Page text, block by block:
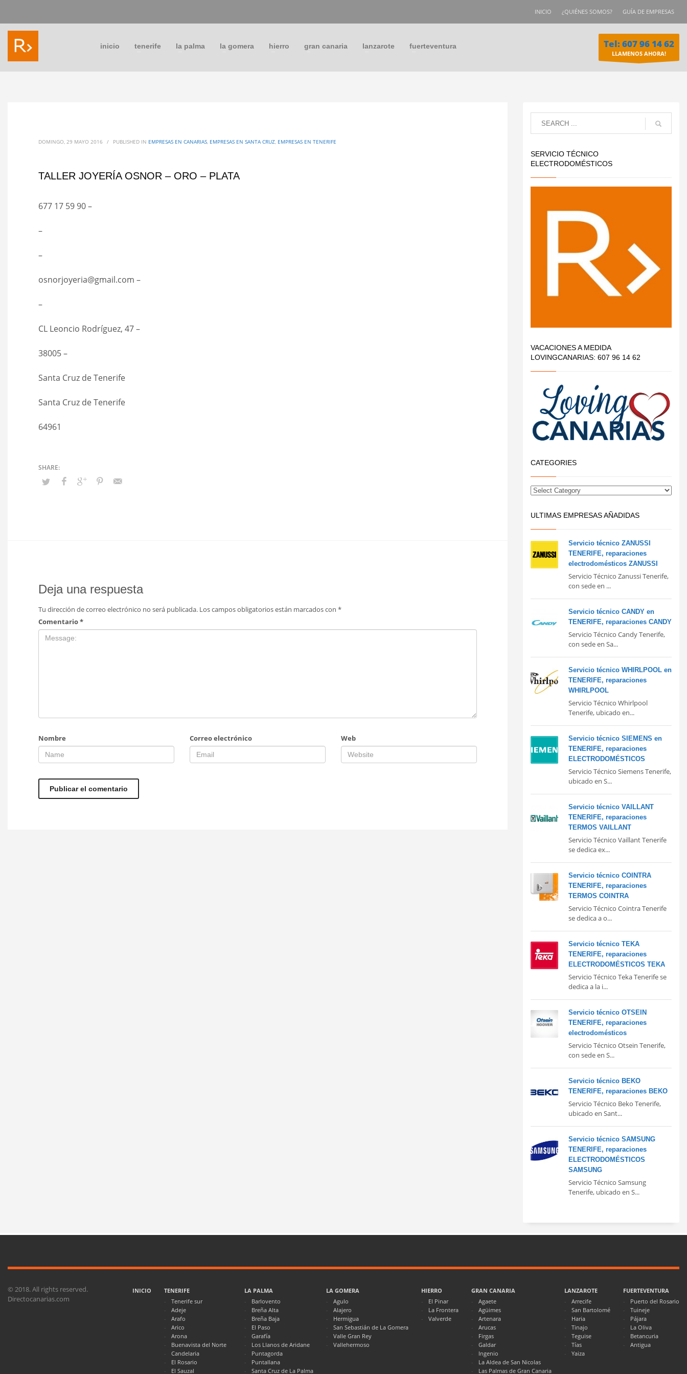
INICIO ¿QUIÉNES SOMOS? GUÍA DE EMPRESAS
inicio tenerife la palma la gomera hierro gran canaria lanzarote fuerteventura Tel: 607 96 14 62
LLAMENOS AHORA!
DOMINGO, 29 MAYO 2016 / PUBLISHED IN EMPRESAS EN CANARIAS, EMPRESAS EN SANTA CRUZ, EMPRESAS EN TENERIFE
TALLER JOYERÍA OSNOR – ORO – PLATA
677 17 59 90 –
–
–
osnorjoyeria@gmail.com –
–
CL Leoncio Rodríguez, 47 –
38005 –
Santa Cruz de Tenerife
Santa Cruz de Tenerife
64961
Deja una respuesta
Tu dirección de correo electrónico no será publicada. Los campos obligatorios están marcados con *
Comentario*
Nombre Correo electrónico Web
SERVICIO TÉCNICO
ELECTRODOMÉSTICOS
VACACIONES A MEDIDA
LOVINGCANARIAS: 607 96 14 62
CATEGORIES
ULTIMAS EMPRESAS AÑADIDAS
Servicio técnico ZANUSSI
TENERIFE, reparaciones
electrodomésticos ZANUSSI
Servicio Técnico Zanussi Tenerife,
con sede en ...
Servicio técnico CANDY en
TENERIFE, reparaciones CANDY
Servicio Técnico Candy Tenerife,
con sede en Sa...
Servicio técnico WHIRLPOOL en
TENERIFE, reparaciones
WHIRLPOOL
Servicio Técnico Whirlpool
Tenerife, ubicado en...
Servicio técnico SIEMENS en
TENERIFE, reparaciones
ELECTRODOMÉSTICOS
Servicio Técnico Siemens Tenerife,
ubicado en S...
Servicio técnico VAILLANT
TENERIFE, reparaciones
TERMOS VAILLANT
Servicio Técnico Vaillant Tenerife
se dedica ex...
Servicio técnico COINTRA
TENERIFE, reparaciones
TERMOS COINTRA
Servicio Técnico Cointra Tenerife
se dedica a o...
Servicio técnico TEKA
TENERIFE, reparaciones
ELECTRODOMÉSTICOS TEKA
Servicio Técnico Teka Tenerife se
dedica a la i...
Servicio técnico OTSEIN
TENERIFE, reparaciones
electrodomésticos
Servicio Técnico Otsein Tenerife,
con sede en S...
Servicio técnico BEKO
TENERIFE, reparaciones BEKO
Servicio Técnico Beko Tenerife,
ubicado en Sant...
Servicio técnico SAMSUNG
TENERIFE, reparaciones
ELECTRODOMÉSTICOS
SAMSUNG
Servicio Técnico Samsung
Tenerife, ubicado en S...
INICIO
TENERIFE
Tenerife sur
Adeje
Arafo
Arico
Arona
Buenavista del Norte
Candelaria
El Rosario
El Sauzal
LA PALMA
Barlovento
Breña Alta
Breña Baja
El Paso
Garafía
Los Llanos de Aridane
Puntagorda
Puntallana
Santa Cruz de La Palma
LA GOMERA
Agulo
Alajero
Hermigua
San Sebastián de La Gomera
Valle Gran Rey
Vallehermoso
HIERRO
El Pinar
La Frontera
Valverde
GRAN CANARIA
Agaete
Agüimes
Artenara
Arucas
Firgas
Galdar
Ingenio
La Aldea de San Nicolas
Las Palmas de Gran Canaria
LANZAROTE
Arrecife
San Bartolomé
Haria
Tinajo
Teguise
Tías
Yaiza
FUERTEVENTURA
Puerto del Rosario
Tuineje
Pájara
La Oliva
Betancuria
Antigua
© 2018. All rights reserved.
Directocanarias.com